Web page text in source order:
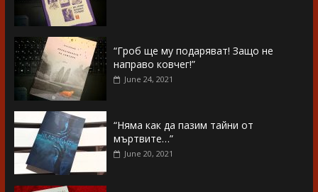
“Гроб ще му подаряват! Защо не
направо ковчег!”
June 24, 2021
“Няма как да пазим тайни от
мъртвите…”
June 20, 2021